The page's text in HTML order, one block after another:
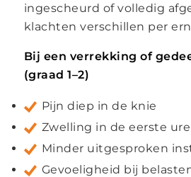
ingescheurd of volledig
klachten verschillen per
Bij een verrekking of
(graad 1–2)
Pijn diep in de knie
Zwelling in de eerste
Minder uitgesproken
Gevoeligheid bij